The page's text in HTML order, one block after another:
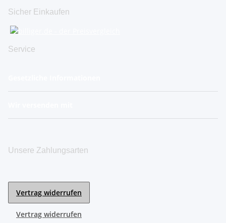
Sicher Einkaufen
Service
Unsere Zahlungsarten
Vertrag widerrufen
Vertrag widerrufen